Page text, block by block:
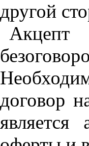
другой
договор
является